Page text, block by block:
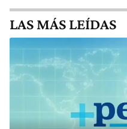
LAS MÁS LEÍDAS